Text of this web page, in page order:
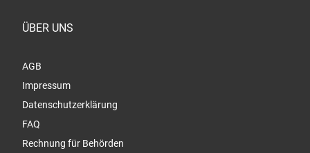
ÜBER UNS
AGB
Impressum
Datenschutzerklärung
FAQ
Rechnung für Behörden